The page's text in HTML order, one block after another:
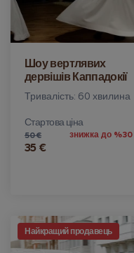
Шоу вертлявих
дервішів Каппадокії
Тривалість: 60 хвилина
Стартова ціна
50 €
35 €
знижка до %30
Найкращий продавець